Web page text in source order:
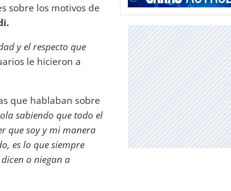
sobre los motivos de
y el respecto que
le hicieron a
que hablaban sobre
sabiendo que todo el
que soy y mi manera
es lo que siempre
o niegan a